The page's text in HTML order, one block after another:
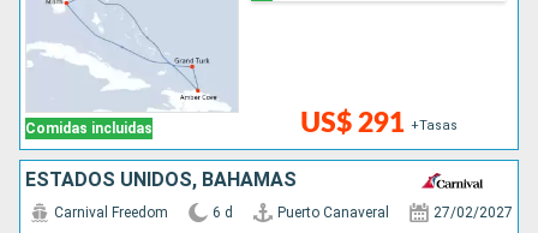
Comidas incluidas US$ 291 +Tasas
ESTADOS UNIDOS, BAHAMAS
Carnival Freedom 6 d Puerto Canaveral 27/02/2027